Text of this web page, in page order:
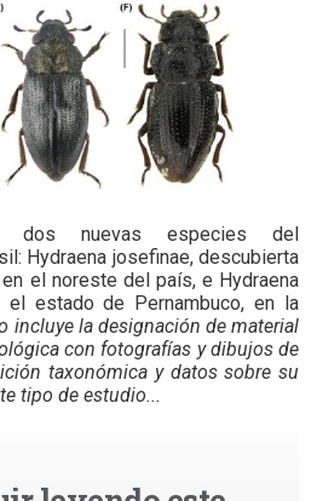
dos nuevas especies del
Hydraena josefinae, descubierta
el noreste del país, e Hydraena
el estado de Pernambuco, en la
incluye la designación de material
con fotografías y dibujos de
taxonómica y datos sobre su
tipo de estudio...